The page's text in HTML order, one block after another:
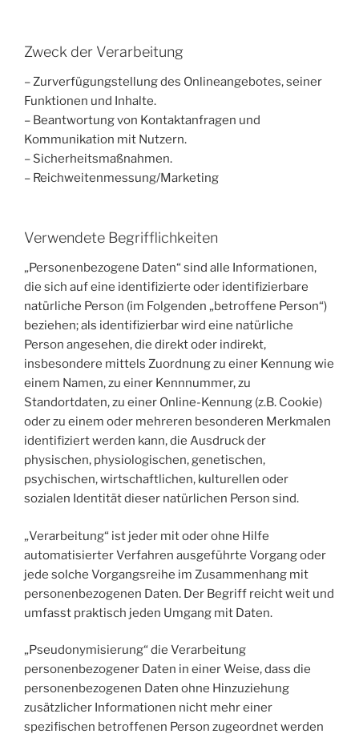
Zweck der Verarbeitung
– Zurverfügungstellung des Onlineangebotes, seiner
Funktionen und Inhalte.
– Beantwortung von Kontaktanfragen und
Kommunikation mit Nutzern.
– Sicherheitsmaßnahmen.
– Reichweitenmessung/Marketing
Verwendete Begrifflichkeiten
„Personenbezogene Daten“ sind alle Informationen,
die sich auf eine identifizierte oder identifizierbare
natürliche Person (im Folgenden „betroffene Person“)
beziehen; als identifizierbar wird eine natürliche
Person angesehen, die direkt oder indirekt,
insbesondere mittels Zuordnung zu einer Kennung wie
einem Namen, zu einer Kennnummer, zu
Standortdaten, zu einer Online-Kennung (z.B. Cookie)
oder zu einem oder mehreren besonderen Merkmalen
identifiziert werden kann, die Ausdruck der
physischen, physiologischen, genetischen,
psychischen, wirtschaftlichen, kulturellen oder
sozialen Identität dieser natürlichen Person sind.
„Verarbeitung“ ist jeder mit oder ohne Hilfe
automatisierter Verfahren ausgeführte Vorgang oder
jede solche Vorgangsreihe im Zusammenhang mit
personenbezogenen Daten. Der Begriff reicht weit und
umfasst praktisch jeden Umgang mit Daten.
„Pseudonymisierung“ die Verarbeitung
personenbezogener Daten in einer Weise, dass die
personenbezogenen Daten ohne Hinzuziehung
zusätzlicher Informationen nicht mehr einer
spezifischen betroffenen Person zugeordnet werden